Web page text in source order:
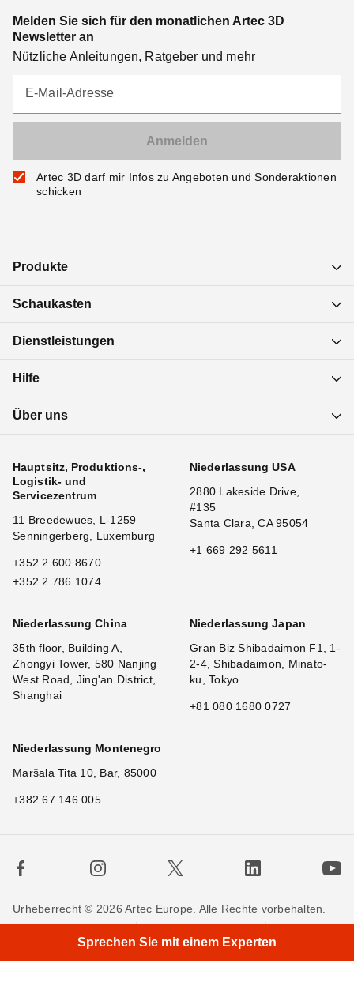
Melden Sie sich für den monatlichen Artec 3D
Newsletter an
Nützliche Anleitungen, Ratgeber und mehr
E-Mail-Adresse
Artec 3D darf mir Infos zu Angeboten und Sonderaktionen
schicken
Produkte
Schaukasten
Dienstleistungen
Hilfe
Über uns
Hauptsitz, Produktions-,
Logistik- und
Servicezentrum
11 Breedewues, L-1259
Senningerberg, Luxemburg
+352 2 600 8670
+352 2 786 1074
Niederlassung USA
2880 Lakeside Drive,
#135
Santa Clara, CA 95054
+1 669 292 5611
Niederlassung China
35th floor, Building A,
Zhongyi Tower, 580 Nanjing
West Road, Jing'an District,
Shanghai
Niederlassung Japan
Gran Biz Shibadaimon F1, 1-
2-4, Shibadaimon, Minato-
ku, Tokyo
+81 080 1680 0727
Niederlassung Montenegro
Maršala Tita 10, Bar, 85000
+382 67 146 005
Urheberrecht © 2026 Artec Europe. Alle Rechte vorbehalten.
Privatsphäre
Cookie-Richtlinien Kontakieren Sie uns
Sprechen Sie mit einem Experten